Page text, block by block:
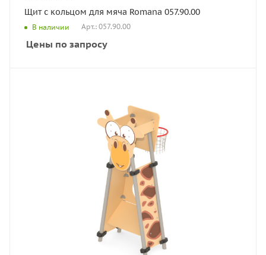
Щит с кольцом для мяча Romana 057.90.00
В наличии Арт.: 057.90.00
Цены по запросу